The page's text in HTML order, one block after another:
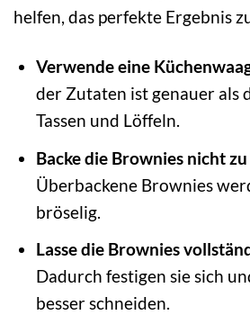
helfen, das perfekte Ergebnis
Verwende eine
der Zutaten ist genauer als
Tassen und Löffeln.
Backe die Brownies nicht
Überbackene Brownies
bröselig.
Lasse die Brownies
Dadurch festigen sie sich
besser schneiden.